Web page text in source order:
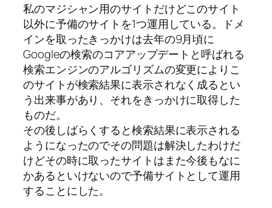
私のマジシャン用のサイトだけどこのサイト
以外に予備のサイトを1つ運用している。ドメ
インを取ったきっかけは去年の9月頃に
Googleの検索のコアアップデートと呼ばれる
検索エンジンのアルゴリズムの変更によりこ
のサイトが検索結果に表示されなく成るとい
う出来事があり、それをきっかけに取得した
ものだ。
その後しばらくすると検索結果に表示される
ようになったのでその問題は解決したわけだ
けどその時に取ったサイトはまた今後もなに
かあるといけないので予備サイトとして運用
することにした。